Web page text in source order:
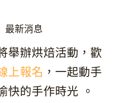
最新消息
舉辦烘焙活動，歡
上報名 ，一起動手
快的手作時光 。